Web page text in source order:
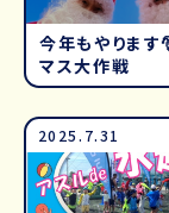
今年もやります
マス大作戦
2025.7.31